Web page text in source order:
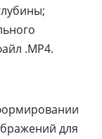
.MP4.
для